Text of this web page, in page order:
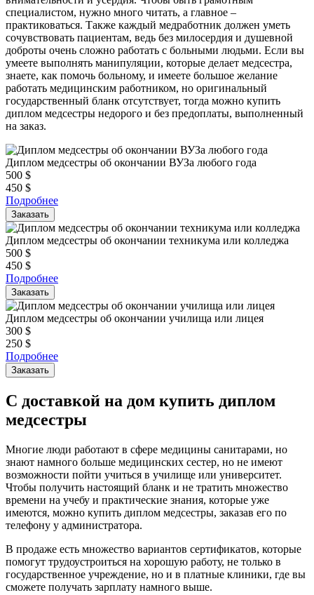
специалистом, нужно много читать, а главное –
практиковаться. Также каждый медработник должен уметь
сочувствовать пациентам, ведь без милосердия и душевной
доброты очень сложно работать с больными людьми. Если вы
умеете выполнять манипуляции, которые делает медсестра,
знаете, как помочь больному, и имеете большое желание
работать медицинским работником, но оригинальный
государственный бланк отсутствует, тогда можно купить
диплом медсестры недорого и без предоплаты, выполненный
на заказ.
Диплом медсестры об окончании ВУЗа любого года
500 $
450 $
Подробнее
Заказать
Диплом медсестры об окончании техникума или колледжа
500 $
450 $
Подробнее
Заказать
Диплом медсестры об окончании училища или лицея
300 $
250 $
Подробнее
Заказать
С доставкой на дом купить диплом
медсестры
Многие люди работают в сфере медицины санитарами, но
знают намного больше медицинских сестер, но не имеют
возможности пойти учиться в училище или университет.
Чтобы получить настоящий бланк и не тратить множество
времени на учебу и практические знания, которые уже
имеются, можно купить диплом медсестры, заказав его по
телефону у администратора.
В продаже есть множество вариантов сертификатов, которые
помогут трудоустроиться на хорошую работу, не только в
государственное учреждение, но и в платные клиники, где вы
сможете получать зарплату намного выше.